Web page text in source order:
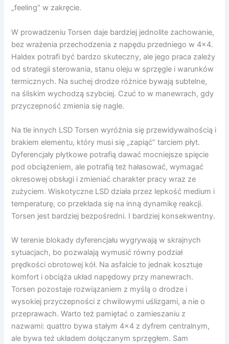
„feeling” w zakręcie.
W prowadzeniu Torsen daje bardziej jednolite zachowanie,
bez wrażenia przechodzenia z napędu przedniego w 4×4.
Haldex potrafi być bardzo skuteczny, ale jego praca zależy
od strategii sterowania, stanu oleju w sprzęgle i warunków
termicznych. Na suchej drodze różnice bywają subtelne,
na śliskim wychodzą szybciej. Czuć to w manewrach, gdy
przyczepność zmienia się nagle.
Na tle innych LSD Torsen wyróżnia się przewidywalnością i
brakiem elementu, który musi się „zapiąć” tarciem płyt.
Dyferencjały płytkowe potrafią dawać mocniejsze spięcie
pod obciążeniem, ale potrafią też hałasować, wymagać
okresowej obsługi i zmieniać charakter pracy wraz ze
zużyciem. Wiskotyczne LSD działa przez lepkość medium i
temperaturę, co przekłada się na inną dynamikę reakcji.
Torsen jest bardziej bezpośredni. I bardziej konsekwentny.
W terenie blokady dyferencjału wygrywają w skrajnych
sytuacjach, bo pozwalają wymusić równy podział
prędkości obrotowej kół. Na asfalcie to jednak kosztuje
komfort i obciąża układ napędowy przy manewrach.
Torsen pozostaje rozwiązaniem z myślą o drodze i
wysokiej przyczepności z chwilowymi uślizgami, a nie o
przeprawach. Warto też pamiętać o zamieszaniu z
nazwami: quattro bywa stałym 4×4 z dyfrem centralnym,
ale bywa też układem dołączanym sprzęgłem. Sam